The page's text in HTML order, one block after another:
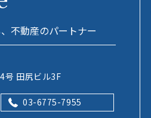
不動産のパートナー
号 田尻ビル3F
03-6775-7955